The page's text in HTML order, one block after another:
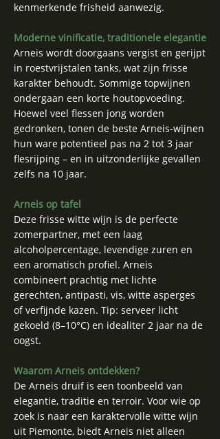
kenmerkende frisheid aanwezig.
Moderne vinificatie, traditionele elegantie
Arneis wordt doorgaans vergist en gerijpt
in roestvrijstalen tanks, wat zijn frisse
karakter behoudt. Sommige topwijnen
ondergaan een korte houtopvoeding.
Hoewel veel flessen jong worden
gedronken, tonen de beste Arneis-wijnen
hun ware potentieel pas na 2 tot 3 jaar
flesrijping – en in uitzonderlijke gevallen
zelfs na 10 jaar.
Arneis op tafel
Deze frisse witte wijn is de perfecte
zomerpartner, met een laag
alcoholpercentage, levendige zuren en
een aromatisch profiel. Arneis
combineert prachtig met lichte
gerechten, antipasti, vis, witte asperges
of verfijnde kazen. Tip: serveer licht
gekoeld (8–10°C) en idealiter 2 jaar na de
oogst.
Waarom Arneis ontdekken?
De Arneis druif is een toonbeeld van
elegantie, traditie en terroir. Voor wie op
zoek is naar een karaktervolle witte wijn
uit Piemonte, biedt Arneis niet alleen